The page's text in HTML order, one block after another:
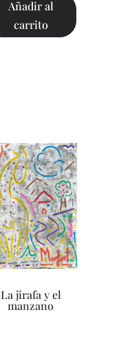
Añadir al
carrito
La jirafa y el
manzano